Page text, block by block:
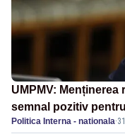
UMPMV:
semnal pozitiv
continue
Politica Interna - nationala·